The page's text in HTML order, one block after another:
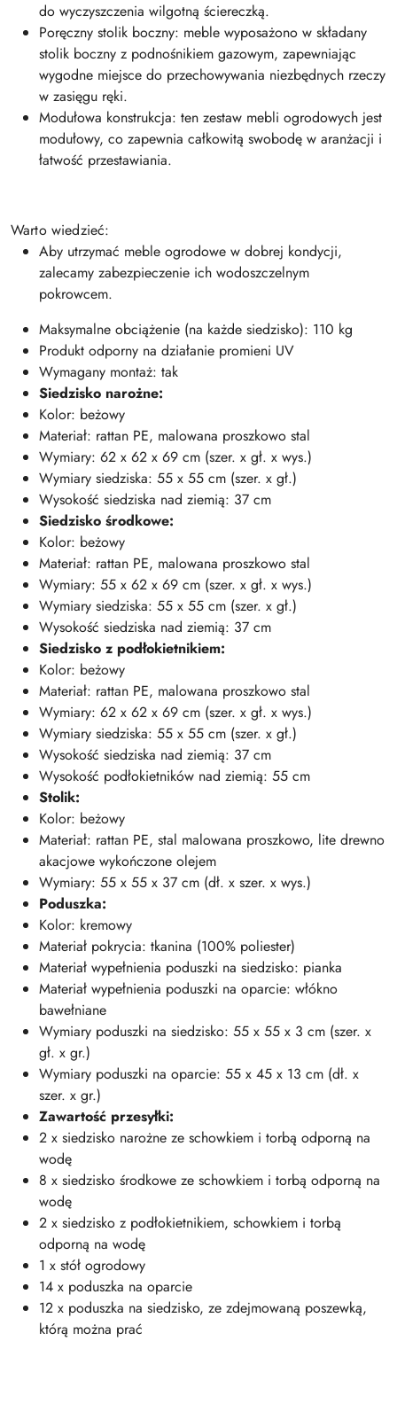
do wyczyszczenia wilgotną ściereczką.
Poręczny stolik boczny: meble wyposażono w składany
stolik boczny z podnośnikiem gazowym, zapewniając
wygodne miejsce do przechowywania niezbędnych rzeczy
w zasięgu ręki.
Modułowa konstrukcja: ten zestaw mebli ogrodowych jest
modułowy, co zapewnia całkowitą swobodę w aranżacji i
łatwość przestawiania.
Warto wiedzieć:
Aby utrzymać meble ogrodowe w dobrej kondycji,
zalecamy zabezpieczenie ich wodoszczelnym
pokrowcem.
Maksymalne obciążenie (na każde siedzisko): 110 kg
Produkt odporny na działanie promieni UV
Wymagany montaż: tak
Siedzisko narożne:
Kolor: beżowy
Materiał: rattan PE, malowana proszkowo stal
Wymiary: 62 x 62 x 69 cm (szer. x gł. x wys.)
Wymiary siedziska: 55 x 55 cm (szer. x gł.)
Wysokość siedziska nad ziemią: 37 cm
Siedzisko środkowe:
Kolor: beżowy
Materiał: rattan PE, malowana proszkowo stal
Wymiary: 55 x 62 x 69 cm (szer. x gł. x wys.)
Wymiary siedziska: 55 x 55 cm (szer. x gł.)
Wysokość siedziska nad ziemią: 37 cm
Siedzisko z podłokietnikiem:
Kolor: beżowy
Materiał: rattan PE, malowana proszkowo stal
Wymiary: 62 x 62 x 69 cm (szer. x gł. x wys.)
Wymiary siedziska: 55 x 55 cm (szer. x gł.)
Wysokość siedziska nad ziemią: 37 cm
Wysokość podłokietników nad ziemią: 55 cm
Stolik:
Kolor: beżowy
Materiał: rattan PE, stal malowana proszkowo, lite drewno
akacjowe wykończone olejem
Wymiary: 55 x 55 x 37 cm (dł. x szer. x wys.)
Poduszka:
Kolor: kremowy
Materiał pokrycia: tkanina (100% poliester)
Materiał wypełnienia poduszki na siedzisko: pianka
Materiał wypełnienia poduszki na oparcie: włókno
bawełniane
Wymiary poduszki na siedzisko: 55 x 55 x 3 cm (szer. x
gł. x gr.)
Wymiary poduszki na oparcie: 55 x 45 x 13 cm (dł. x
szer. x gr.)
Zawartość przesyłki:
2 x siedzisko narożne ze schowkiem i torbą odporną na
wodę
8 x siedzisko środkowe ze schowkiem i torbą odporną na
wodę
2 x siedzisko z podłokietnikiem, schowkiem i torbą
odporną na wodę
1 x stół ogrodowy
14 x poduszka na oparcie
12 x poduszka na siedzisko, ze zdejmowaną poszewką,
którą można prać